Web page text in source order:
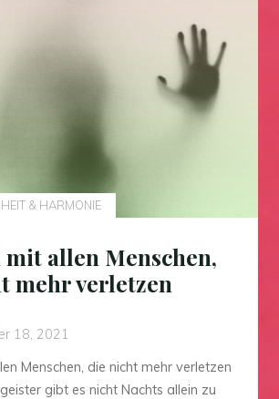
& HARMONIE
allen Menschen,
mehr verletzen
18, 2021
Menschen, die nicht mehr verletzen
gibt es nicht Nachts allein zu